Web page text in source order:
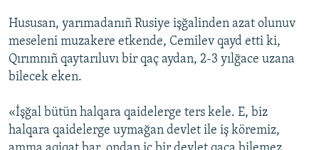
Hususan, yarımadanıñ Rusiye işğalinden azat olunuv
meseleni muzakere etkende, Cemilev qayd etti ki,
Qırımnıñ qaytarıluvı bir qaç aydan, 2-3 yılğace uzana
bilecek eken.
«İşğal bütün halqara qaidelerge ters kele. E, biz
halqara qaidelerge uymağan devlet ile iş köremiz,